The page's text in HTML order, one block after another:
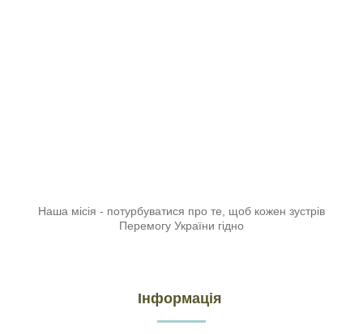
Наша місія - потурбуватися про те, щоб кожен зустрів
Перемогу України гідно
Інформація